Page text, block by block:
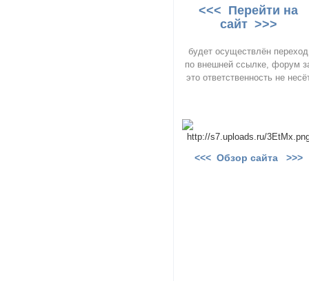
<<< Перейти на
сайт >>>
будет осуществлён переход
по внешней ссылке, форум
это ответственность не
<<< Обзор сайта >>>